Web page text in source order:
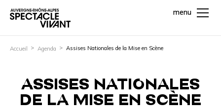
menu
Accueil Agenda Assises Nationales de la Mise en Scène
ASSISES NATIONALES
DE LA MISE EN SCÈNE